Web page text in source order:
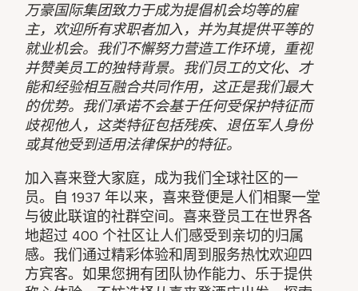
万豪国际集团致力于成为提倡机会均等的雇
主，欢迎所有求职者加入，并为其提供平等的
就业机会。我们不懈努力营造工作环境，重视
并赞美员工的独特背景。我们员工的文化、才
能和经验相互融合共同作用，这正是我们最大
的优势。我们承诺不会基于任何受保护特征而
歧视他人，这类特征包括残疾、退伍军人身份
或其他受到适用法律保护的特征。
加入喜来登大家庭，成为我们全球社区的一
员。自 1937 年以来，喜来登便是人们相聚一堂
与彼此联谊的社群空间。喜来登员工在世界各
地超过 400 个社区让人们感受到亲切的归属
感。我们通过精彩体验和周到服务热忱欢迎四
方宾客。如果您拥有团队协作能力、乐于提供